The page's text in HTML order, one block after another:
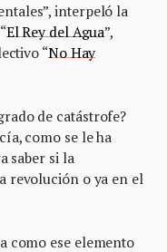
interpeló la
El Rey del Agua”,
“No Hay
de catástrofe?
como se le ha
saber si la
revolución o ya en el
como ese elemento